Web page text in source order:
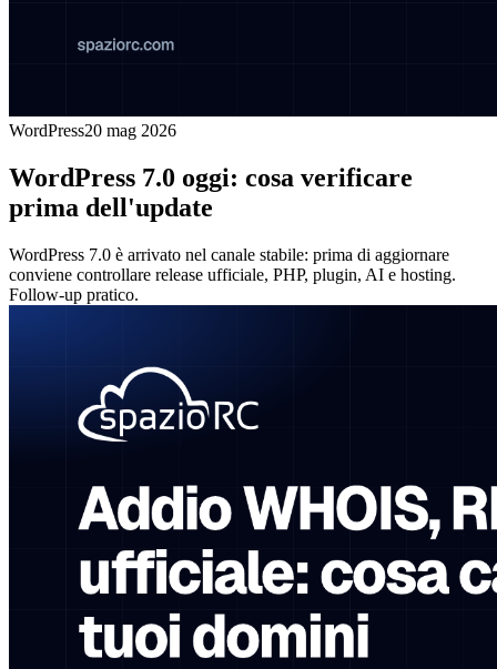
WordPress20 mag 2026
WordPress 7.0 oggi: cosa verificare
prima dell'update
WordPress 7.0 è arrivato nel canale stabile: prima di aggiornare
conviene controllare release ufficiale, PHP, plugin, AI e hosting.
Follow-up pratico.